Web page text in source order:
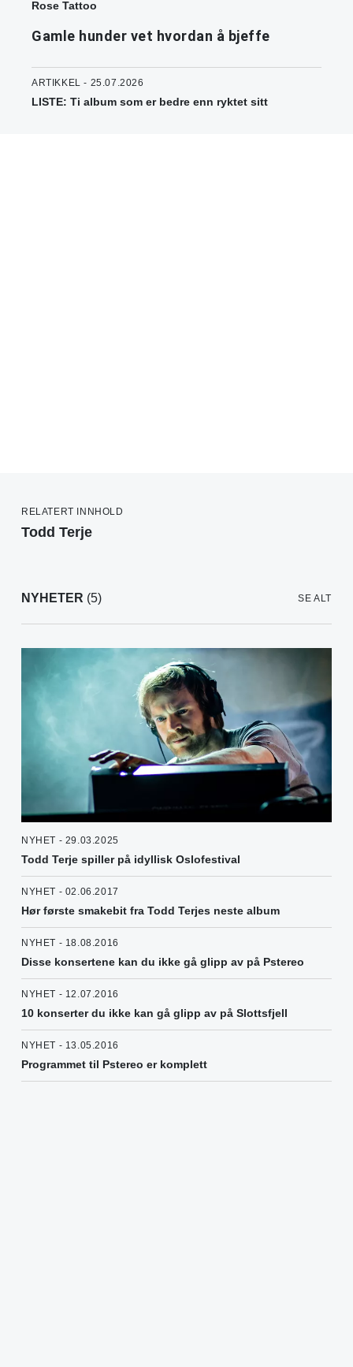
Rose Tattoo
Gamle hunder vet hvordan å bjeffe
ARTIKKEL - 25.07.2026
LISTE: Ti album som er bedre enn ryktet sitt
RELATERT INNHOLD
Todd Terje
NYHETER (5) SE ALT
NYHET - 29.03.2025
Todd Terje spiller på idyllisk Oslofestival
NYHET - 02.06.2017
Hør første smakebit fra Todd Terjes neste album
NYHET - 18.08.2016
Disse konsertene kan du ikke gå glipp av på Pstereo
NYHET - 12.07.2016
10 konserter du ikke kan gå glipp av på Slottsfjell
NYHET - 13.05.2016
Programmet til Pstereo er komplett